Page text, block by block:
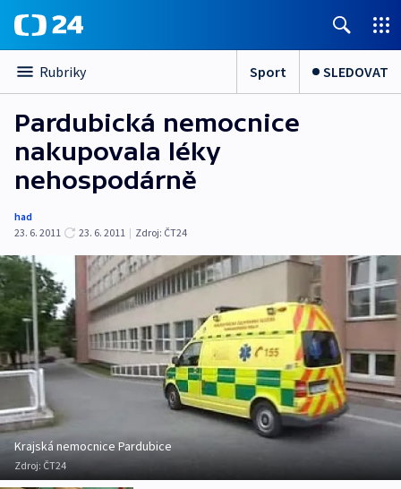
Rubriky Sport SLEDOVAT
Pardubická nemocnice
nakupovala léky
nehospodárně
had
23. 6. 2011
23. 6. 2011 | Zdroj: ČT24
Krajská nemocnice Pardubice
Zdroj: ČT24